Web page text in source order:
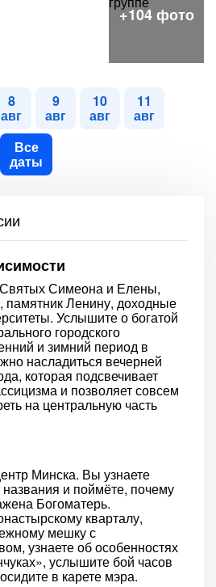
8
авг
9
авг
10
авг
11
авг
Все
даты
Симеона и Елены,
памятник Ленину, доходные
Услышите о богатой
городского
и зимний период в
насладиться вечерней
которая подсвечивает
и позволяет совсем
на центральную часть
Минска. Вы узнаете
и поймёте, почему
Богоматерь.
кварталу,
мешку с
узнаете об особенностях
услышите бой часов
в карете мэра.